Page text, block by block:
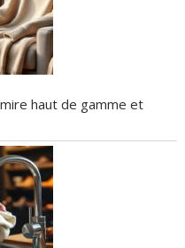
haut de gamme et